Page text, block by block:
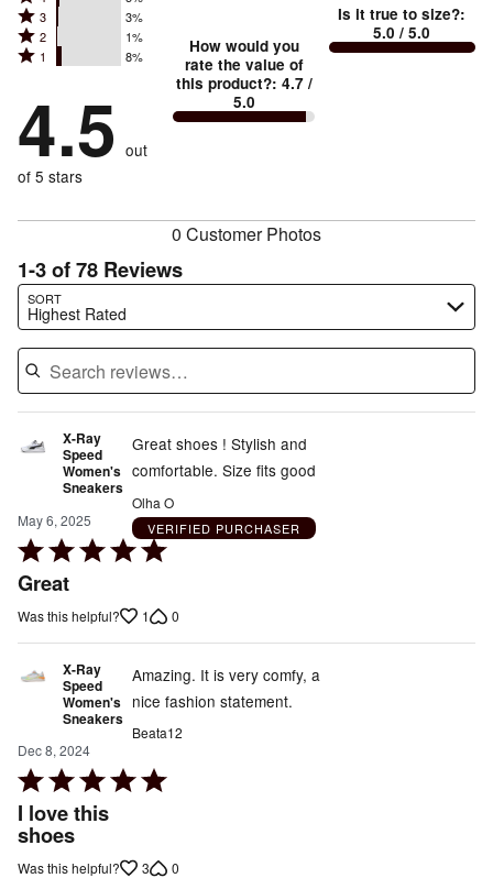
stars
by
reviewers
4
stars
by
of
reviewers
Rated
3
stars
3%
of
reviewers
3 3%
Rated
2
by
1%
reviewers
2 1%
Rated
stars
by
8%
of
1 8%
4.5 out
of 5 stars
How would you
rate the value of
this product?: 4.7/
5.0
small
and
Is it true to size?:
5.0 / 5.0
0 Customer Photos
1-3 of 78 Reviews
SORT
Highest Rated
Search reviews…
X-Ray
Speed
Women's
Sneakers
May 6, 2025
Rated
5
of
Great
Great shoes ! Stylish and
comfortable. Size fits good
Olha O
VERIFIED PURCHASER
Was this helpful? 1 0
X-Ray
Speed
Women's
Sneakers
Dec 8, 2024
Rated
5
out
of
I love this
shoes
Amazing. It is very comfy, a
nice fashion statement.
Beata12
Was this helpful? 3 0